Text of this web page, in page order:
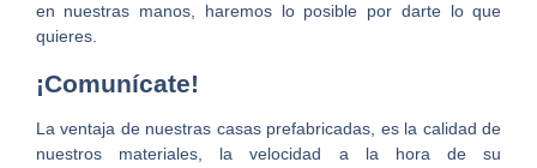
en nuestras manos, haremos lo posible por darte lo que
quieres.
¡Comunícate!
La ventaja de nuestras casas prefabricadas, es la calidad de
nuestros materiales, la velocidad a la hora de su